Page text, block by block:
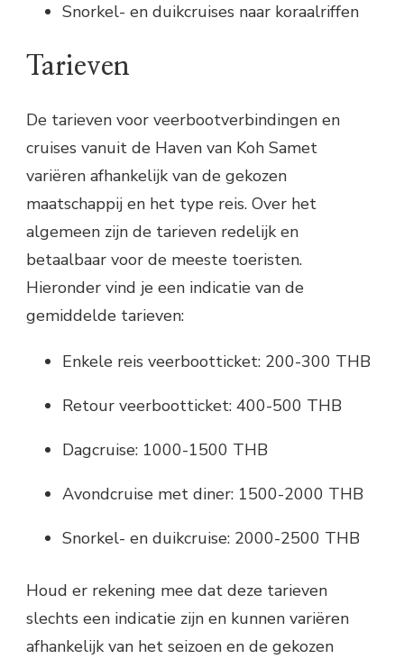
Snorkel- en duikcruises naar koraalriffen
Tarieven
De tarieven voor veerbootverbindingen en
cruises vanuit de Haven van Koh Samet
variëren afhankelijk van de gekozen
maatschappij en het type reis. Over het
algemeen zijn de tarieven redelijk en
betaalbaar voor de meeste toeristen.
Hieronder vind je een indicatie van de
gemiddelde tarieven:
Enkele reis veerbootticket: 200-300 THB
Retour veerbootticket: 400-500 THB
Dagcruise: 1000-1500 THB
Avondcruise met diner: 1500-2000 THB
Snorkel- en duikcruise: 2000-2500 THB
Houd er rekening mee dat deze tarieven
slechts een indicatie zijn en kunnen variëren
afhankelijk van het seizoen en de gekozen